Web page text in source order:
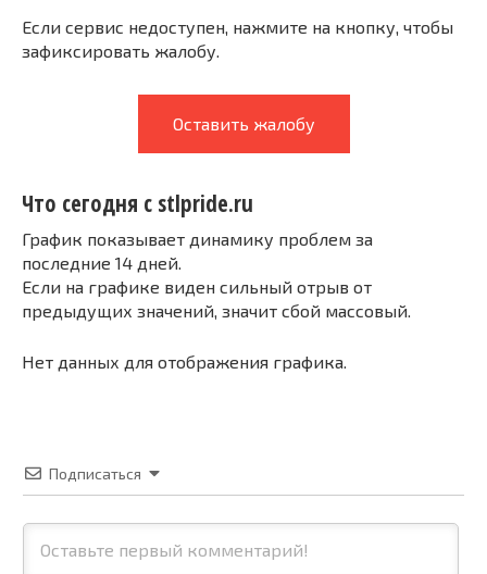
Если сервис недоступен, нажмите на кнопку, чтобы
зафиксировать жалобу.
Оставить жалобу
Что сегодня с stlpride.ru
График показывает динамику проблем за
последние 14 дней.
Если на графике виден сильный отрыв от
предыдущих значений, значит сбой массовый.
Нет данных для отображения графика.
Подписаться